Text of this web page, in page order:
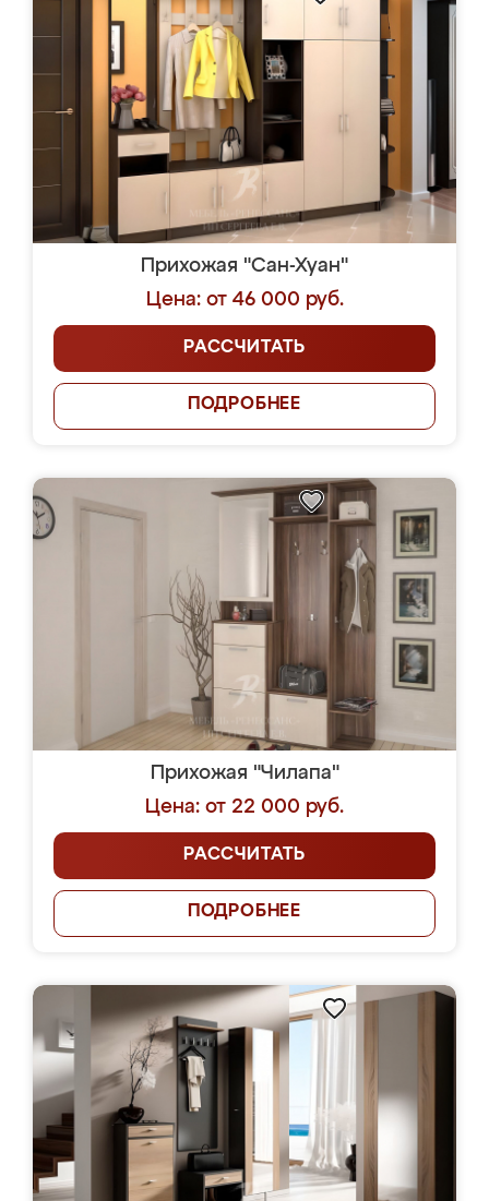
Прихожая "Сан-Хуан"
Цена: от 46 000 руб.
РАССЧИТАТЬ
ПОДРОБНЕЕ
Прихожая "Чилапа"
Цена: от 22 000 руб.
РАССЧИТАТЬ
ПОДРОБНЕЕ